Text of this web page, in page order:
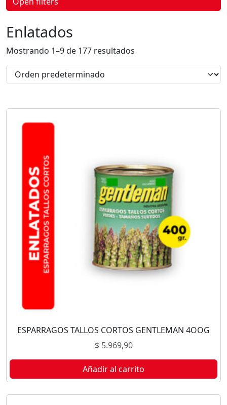
d
u
c
t
o
Enlatados
Mostrando 1–9 de 177 resultados
ESPARRAGOS TALLOS CORTOS GENTLEMAN 4OOG
$5.969,90
Añadir al carrito